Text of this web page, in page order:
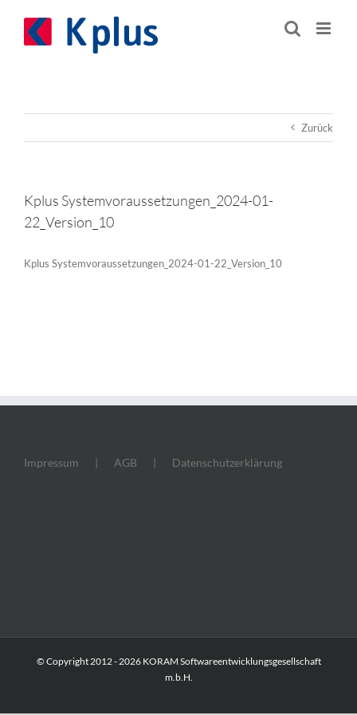
springen
Zurück
Kplus Systemvoraussetzungen_2024-01-
22_Version_10
Kplus Systemvoraussetzungen_2024-01-22_Version_10
Impressum AGB Datenschutzerklärung
© Copyright 2012 -2026 KORAM Softwareentwicklungsgesellschaft
m.b.H.